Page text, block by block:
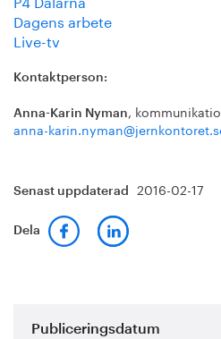
Dagens arbete
Live-tv
Kontaktperson:
Anna-Karin Nyman,
anna-
Senast uppdaterad 2016-02-17
Dela
Publiceringsdatum